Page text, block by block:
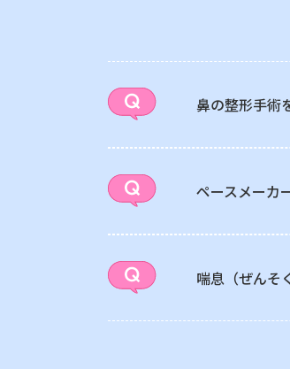
鼻の整形手術
ペースメーカ
喘息（ぜんそ